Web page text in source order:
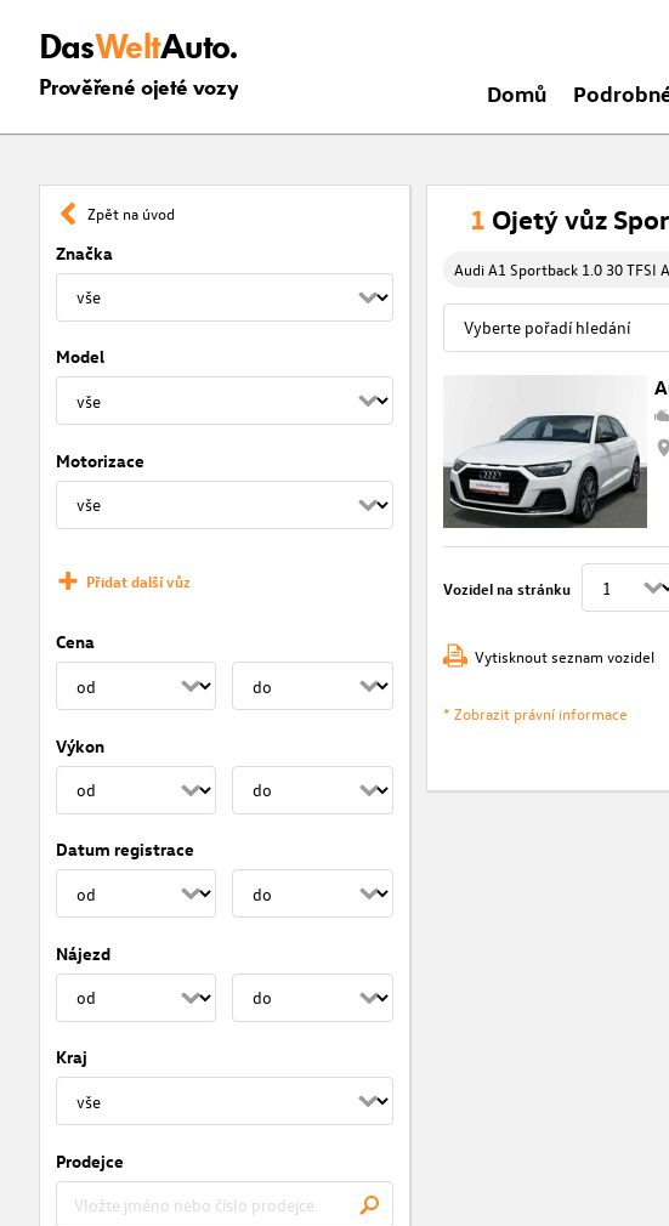
DasWeltAuto.
Prověřené ojeté vozy Domů
Zpět na úvod
Značka
Model
Motorizace
Přidat další vůz
Cena
Výkon
Datum registrace
Nájezd
Kraj
Prodejce
1 Ojetý vůz
Audi A1 Sportback 1.0 30 TFSI
Vozidel na stránku
Vytisknout seznam vozidel
* Zobrazit právní informace